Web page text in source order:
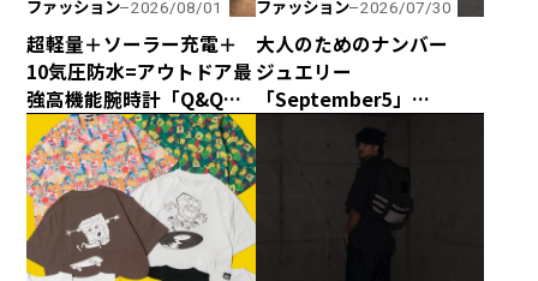
ファッション 2026/08/01
超軽量＋ソーラー充電＋
10気圧防水=アウトドア最
強高機能腕時計「Q&Q
Smile Solar × CAPTAIN
STAG」のダブル50周年記
念コラボウォッチが誕
生！
ファッション 2026/07/30
大人のためのナンバー
ジュエリー
「September5」
の“September5 Number
Series”に新アイテムが登
場！ エシカルな輝きで
日常に寄り添う「ラボグ
ロウンダイヤモンド」の
魅力とは？